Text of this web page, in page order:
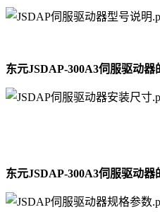
东元JSDAP-300A3伺服驱动器
东元JSDAP-300A3伺服驱动器